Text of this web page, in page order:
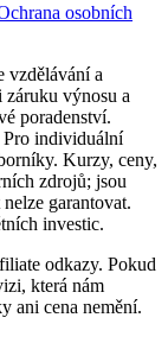
osobních
vzdělávání a
výnosu a
poradenství.
Pro individuální
Kurzy, ceny,
zdrojů; jsou
garantovat.
investic.
odkazy. Pokud
která nám
ani cena nemění.